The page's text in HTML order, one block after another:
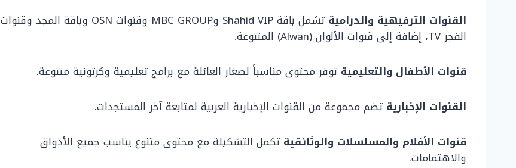
القنوات الترفيهية والدرامية
تشمل باقة Shahid VIP وMBC GROUP وقنوات OSN وباقة المجد وقنوات
الفجر TV، إضافة إلى قنوات الألوان (Alwan) المتنوعة.
قنوات الأطفال والتعليمية توفر محتوى مناسباً لصغار العائلة مع برامج تعليمية وكرتونية متنوعة.
القنوات الإخبارية تضم مجموعة من القنوات الإخبارية العربية لمتابعة آخر المستجدات.
قنوات الأفلام والمسلسلات والوثائقية تكمل التشكيلة مع محتوى متنوع يناسب جميع الأذواق
والاهتمامات.